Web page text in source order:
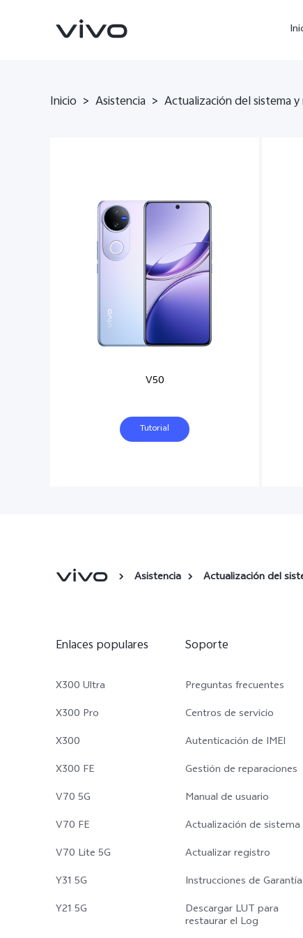
X300 Ultra
Inicio > Asistencia > Actualización del sistema
V50
Tutorial
Asistencia Actualización del
Enlaces populares
X300 Ultra
X300 Pro
X300
X300 FE
V70 5G
V70 FE
V70 Lite 5G
Y31 5G
Y21 5G
Soporte
Preguntas frecuentes
Centros de servicio
Autenticación de IMEI
Gestión de reparaciones
Manual de usuario
Actualización de sistema
Actualizar registro
Instrucciones de Garantía
Descargar LUT para
restaurar el Log